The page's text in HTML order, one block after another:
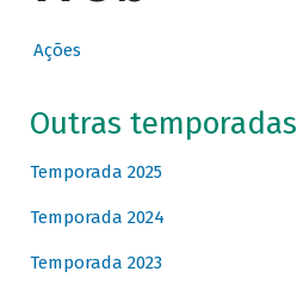
Ações
Outras temporadas
Temporada 2025
Temporada 2024
Temporada 2023